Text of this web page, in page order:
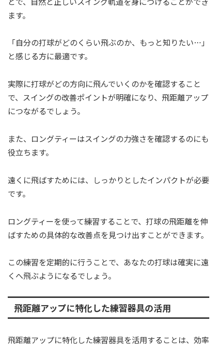
ます。
「自分の打球がどのくらい飛ぶのか、もっと知りたい…」
と感じる方に最適です。
実際に打球がどの方向に飛んでいくのかを確認すること
で、スイングの改善ポイントが明確になり、飛距離アップ
につながるでしょう。
また、ロングティーはスイングの力強さを確認するのにも
役立ちます。
遠くに飛ばすためには、しっかりとしたインパクトが必要
です。
ロングティーを使って練習することで、打球の飛距離を伸
ばすための具体的な改善点を見つけ出すことができます。
この練習を定期的に行うことで、あなたの打球は確実に遠
くへ飛ぶようになるでしょう。
飛距離アップに特化した練習器具の活用
飛距離アップに特化した練習器具を活用することは、効率